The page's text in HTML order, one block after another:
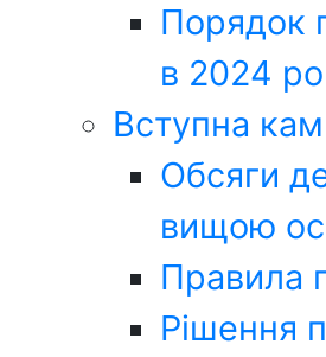
Порядок
в 2024
Вступна
Обсяги
вищою
Правила
Рішення